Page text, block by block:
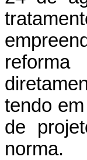
tendo
de
norma.